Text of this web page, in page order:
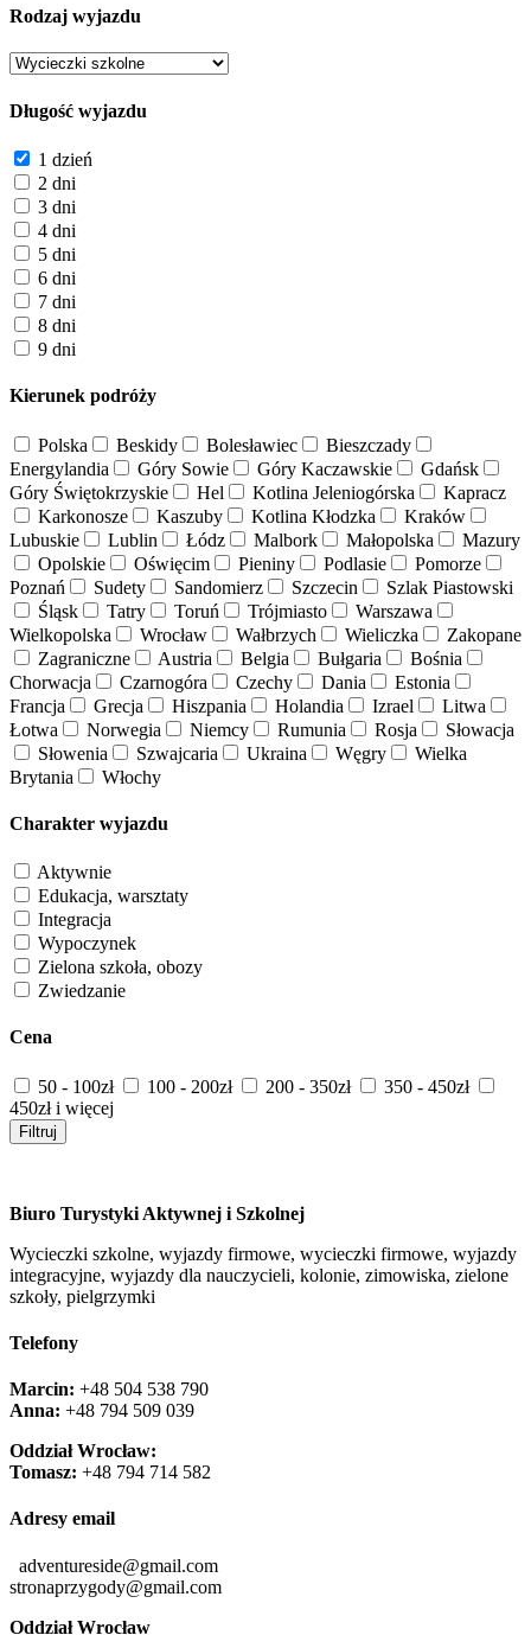
Rodzaj wyjazdu
Długość wyjazdu
1 dzień
2 dni
3 dni
4 dni
5 dni
6 dni
7 dni
8 dni
9 dni
Kierunek podróży
Polska Beskidy Bolesławiec
Bieszczady
Energylandia
Góry Sowie Góry Kaczawskie
Gdańsk
Góry Świętokrzyskie
Hel Kotlina Jeleniogórska
Kapracz
Karkonosze
Kaszuby Kotlina Kłodzka
Kraków
Lubuskie
Lublin Łódz Malbork Małopolska
Mazury
Opolskie
Oświęcim Pieniny Podlasie
Pomorze
Poznań
Sudety Sandomierz Szczecin
Szlak Piastowski
Śląsk
Tatry Toruń Trójmiasto
Warszawa
Wielkopolska
Wrocław Wałbrzych Wieliczka
Zakopane
Zagraniczne
Austria Belgia Bułgaria
Bośnia
Chorwacja
Czarnogóra Czechy Dania
Estonia
Francja
Grecja Hiszpania Holandia Izrael
Litwa
Łotwa
Norwegia Niemcy Rumunia Rosja
Słowacja
Słowenia
Szwajcaria Ukraina Węgry
Wielka
Brytania
Włochy
Charakter wyjazdu
Aktywnie
Edukacja, warsztaty
Integracja
Wypoczynek
Zielona szkoła, obozy
Zwiedzanie
Cena
50 - 100zł 100 - 200zł 200 - 350zł
350 - 450zł
450zł i więcej
Filtruj
Biuro Turystyki Aktywnej i Szkolnej
Wycieczki szkolne, wyjazdy firmowe, wycieczki firmowe, wyjazdy
integracyjne, wyjazdy dla nauczycieli, kolonie, zimowiska, zielone
szkoły, pielgrzymki
Telefony
Marcin: +48 504 538 790
Anna: +48 ‭794 509 039‬
Oddział Wrocław:
Tomasz: +48 794 714 582
Adresy email
adventureside@gmail.com
stronaprzygody@gmail.com
Oddział Wrocław